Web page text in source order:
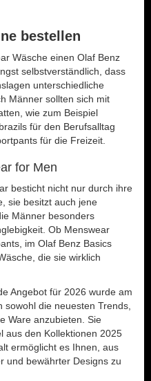
bestellen
Wäsche einen Olaf Benz
selbstverständlich, dass
unterschiedliche
Männer sollten sich mit
wie zum Beispiel
für den Berufsalltag
für die Freizeit.
for Men
besticht nicht nur durch ihre
sie besitzt auch jene
Männer besonders
Ob Menswear
im Olaf Benz Basics
die sie wirklich
Angebot für 2026 wurde am
die neuesten Trends,
Ware anzubieten. Sie
aus den Kollektionen 2025
ermöglicht es Ihnen, aus
und bewährter Designs zu